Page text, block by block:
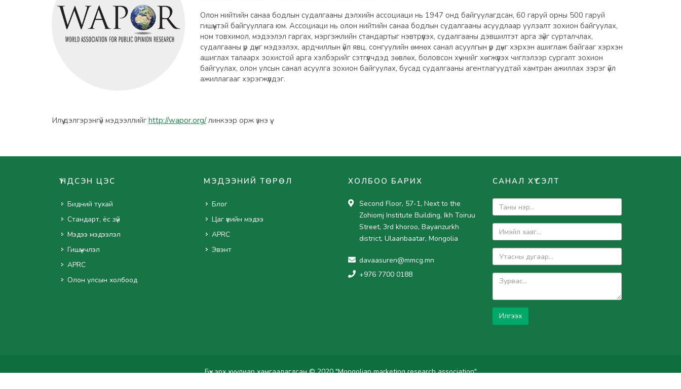
Олон нийтийн санаа бодлын судалгааны дэлхийн ассоциаци нь 1947 онд байгуулагдсан, 60 гаруй орны 500 гаруй
гишүүнтэй байгууллага юм. Ассоциаци нь олон нийтийн санаа бодлын судалгааны асуудлаар уулзалт зохион байгуулах,
ном товхимол, мэдээлэл гаргах, мэргэжлийн стандартыг нэвтрүүлэх, судалгааны дэвшилтэт арга зүйг сурталчлах,
судалгааны үр дүнг мэдээлэх, ардчиллын үйл явц, сонгуулийн өмнөх санал асуулгын үр дүнг хэрхэн ашиглаж байгааг хэрхэн
ашиглах талаарх зохистой арга хэлбэрийг сэтгүүлчдэд зөвлөх, боловсон хүчнийг хөгжүүлэх чиглэлээр сургалт зохион
байгуулах, олон улсын санал асуулга зохион байгуулах, бусад судалгааны агентлагуудтай хамтран ажиллах зэрэг үйл
ажиллагааг хэрэгжүүлдэг.
Илүү дэлгэрэнгүй мэдээллийг http://wapor.org/линкээр орж үзнэ үү.
ҮНДСЭН ЦЭС
Бидний тухай
Стандарт, ёс зүй
Мэдээ мэдээлэл
Гишүүнчлэл
APRC
Олон улсын холбоод
МЭДЭЭНИЙ ТӨРӨЛ
Блог
Цаг үеийн мэдээ
APRC
Эвэнт
ХОЛБОО БАРИХ
Second Floor, 57-1, Next to the
Zohiomj Institute Building, Ikh Toiruu
Street, 3rd khoroo, Bayanzurkh
district, Ulaanbaatar, Mongolia
davaasuren@mmcg.mn
+976 7700 0188
САНАЛ ХҮСЭЛТ
Илгээх
Бүх эрх хуулиар хамгаалагдсан © 2020 "Mongolian marketing research association"